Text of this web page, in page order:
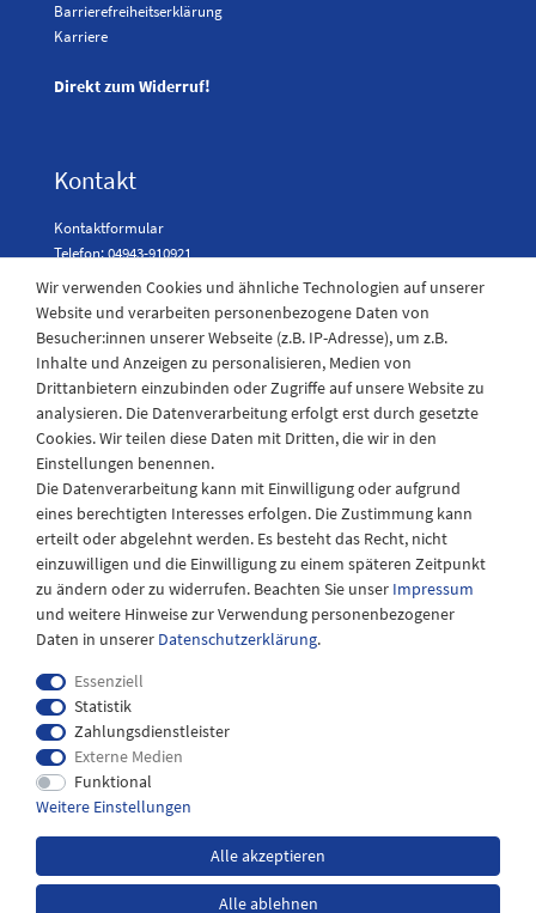
Barrierefreiheitserklärung
Karriere
Direkt zum Widerruf!
Kontakt
Kontaktformular
Telefon: 04943-910921
Laden Öffnungszeiten
Montag - Freitag
08:30 - 12:30 und 13.00 - 17.30 Uhr
Samstags
08:30 bis 12:30 Uhr
Impressum
Widerrufs­recht
Wir verwenden Cookies und ähnliche Technologien auf unserer
Website und verarbeiten personenbezogene Daten von
Besucher:innen unserer Webseite (z.B. IP-Adresse), um z.B.
Inhalte und Anzeigen zu personalisieren, Medien von
Drittanbietern einzubinden oder Zugriffe auf unsere Website zu
analysieren. Die Datenverarbeitung erfolgt erst durch gesetzte
Cookies. Wir teilen diese Daten mit Dritten, die wir in den
Einstellungen benennen.
Die Datenverarbeitung kann mit Einwilligung oder aufgrund
eines berechtigten Interesses erfolgen. Die Zustimmung kann
erteilt oder abgelehnt werden. Es besteht das Recht, nicht
einzuwilligen und die Einwilligung zu einem späteren Zeitpunkt
zu ändern oder zu widerrufen. Beachten Sie unser Impressum
und weitere Hinweise zur Verwendung personenbezogener
Daten in unserer Daten­schutz­erklärung.
Essenziell
Statistik
Zahlungsdienstleister
Externe Medien
Funktional
Weitere Einstellungen
Alle akzeptieren
Alle ablehnen